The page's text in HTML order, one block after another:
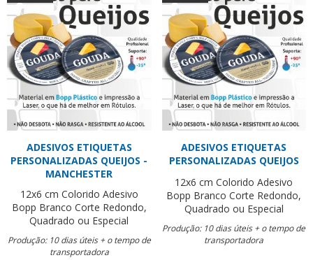
ADESIVOS ETIQUETAS
PERSONALIZADAS QUEIJOS -
MANCHESTER
12x6 cm Colorido Adesivo
Bopp Branco Corte Redondo,
Quadrado ou Especial
Produção: 10 dias úteis + o tempo de
transportadora
ADESIVOS ETIQUETAS
PERSONALIZADAS QUEIJOS
12x6 cm Colorido Adesivo
Bopp Branco Corte Redondo,
Quadrado ou Especial
Produção: 10 dias úteis + o tempo de
transportadora